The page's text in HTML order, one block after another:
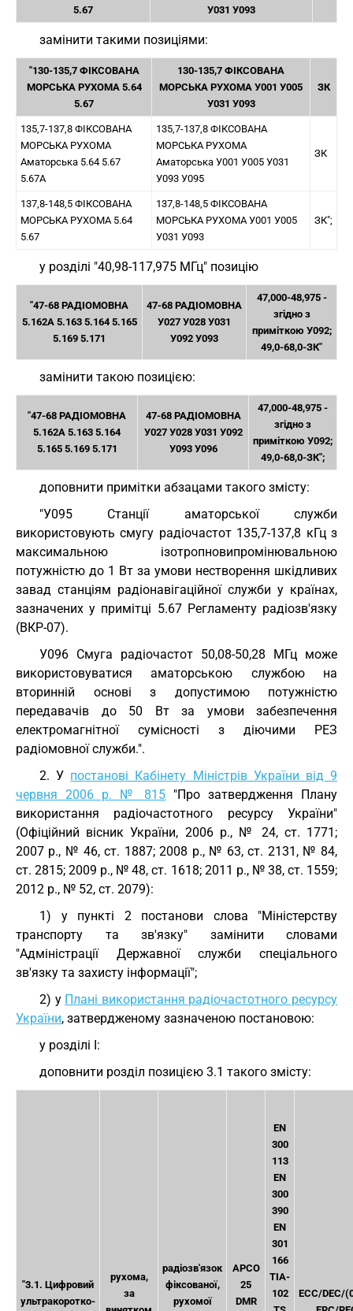
5.67
У031 У093
замінити такими позиціями:
"130-135,7 ФІКСОВАНА
МОРСЬКА РУХОМА 5.64
5.67
130-135,7 ФІКСОВАНА
МОРСЬКА РУХОМА У001 У005
У031 У093
ЗК
135,7-137,8 ФІКСОВАНА
МОРСЬКА РУХОМА
Аматорська 5.64 5.67
5.67А
135,7-137,8 ФІКСОВАНА
МОРСЬКА РУХОМА
Аматорська У001 У005 У031
У093 У095
ЗК
137,8-148,5 ФІКСОВАНА
МОРСЬКА РУХОМА 5.64
5.67
137,8-148,5 ФІКСОВАНА
МОРСЬКА РУХОМА У001 У005
У031 У093
ЗК";
у розділі "40,98-117,975 МГц" позицію
"47-68 РАДІОМОВНА
5.162А 5.163 5.164 5.165
5.169 5.171
47-68 РАДІОМОВНА
У027 У028 У031
У092 У093
47,000-48,975 -
згідно з
приміткою У092;
49,0-68,0-ЗК"
замінити такою позицією:
"47-68 РАДІОМОВНА
5.162А 5.163 5.164
5.165 5.169 5.171
47-68 РАДІОМОВНА
У027 У028 У031 У092
У093 У096
47,000-48,975 -
згідно з
приміткою У092;
49,0-68,0-ЗК";
доповнити примітки абзацами такого змісту:
"У095 Станції аматорської служби
використовують смугу радіочастот 135,7-137,8 кГц з
максимальною ізотропновипромінювальною
потужністю до 1 Вт за умови нестворення шкідливих
завад станціям радіонавігаційної служби у країнах,
зазначених у примітці 5.67 Регламенту радіозв'язку
(ВКР-07).
У096 Смуга радіочастот 50,08-50,28 МГц може
використовуватися аматорською службою на
вторинній основі з допустимою потужністю
передавачів до 50 Вт за умови забезпечення
електромагнітної сумісності з діючими РЕЗ
радіомовної служби.".
2. У постанові Кабінету Міністрів України від 9
червня 2006 р. № 815 "Про затвердження Плану
використання радіочастотного ресурсу України"
(Офіційний вісник України, 2006 р., № 24, ст. 1771;
2007 р., № 46, ст. 1887; 2008 р., № 63, ст. 2131, № 84,
ст. 2815; 2009 р., № 48, ст. 1618; 2011 р., № 38, ст. 1559;
2012 р., № 52, ст. 2079):
1) у пункті 2 постанови слова "Міністерству
транспорту та зв'язку" замінити словами
"Адміністрації Державної служби спеціального
зв'язку та захисту інформації";
2) у Плані використання радіочастотного ресурсу
України, затвердженому зазначеною постановою:
у розділі I:
доповнити розділ позицією 3.1 такого змісту:
"3.1. Цифровий
ультракоротко-
рухома,
за
радіозв'язок
фіксованої,
рухомої
APCO
25
DMR
EN
300
113
EN
300
390
EN
301
166
TIA-
102
ECC/DEC/